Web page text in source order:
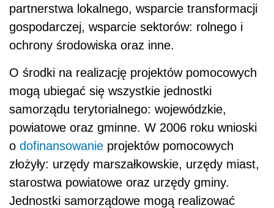
partnerstwa lokalnego, wsparcie transformacji
gospodarczej, wsparcie sektorów: rolnego i
ochrony środowiska oraz inne.
O środki na realizację projektów pomocowych
mogą ubiegać się wszystkie jednostki
samorządu terytorialnego: wojewódzkie,
powiatowe oraz gminne. W 2006 roku wnioski
o dofinansowanie projektów pomocowych
złożyły: urzędy marszałkowskie, urzędy miast,
starostwa powiatowe oraz urzędy gminy.
Jednostki samorządowe mogą realizować